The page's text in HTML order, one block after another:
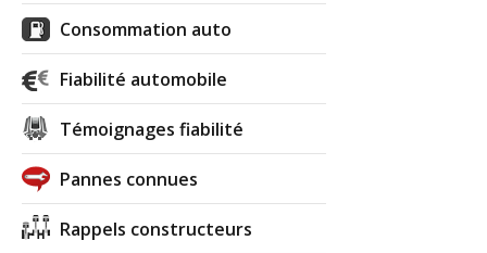
Consommation auto
Fiabilité automobile
Témoignages fiabilité
Pannes connues
Rappels constructeurs